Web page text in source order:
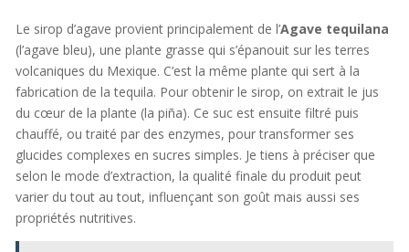
Le sirop d’agave provient principalement de l’Agave tequilana
(l’agave bleu), une plante grasse qui s’épanouit sur les terres
volcaniques du Mexique. C’est la même plante qui sert à la
fabrication de la tequila. Pour obtenir le sirop, on extrait le jus
du cœur de la plante (la piña). Ce suc est ensuite filtré puis
chauffé, ou traité par des enzymes, pour transformer ses
glucides complexes en sucres simples. Je tiens à préciser que
selon le mode d’extraction, la qualité finale du produit peut
varier du tout au tout, influençant son goût mais aussi ses
propriétés nutritives.